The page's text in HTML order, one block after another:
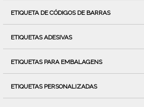
ETIQUETA DE CÓDIGOS DE BARRAS
ETIQUETAS ADESIVAS
ETIQUETAS PARA EMBALAGENS
ETIQUETAS PERSONALIZADAS